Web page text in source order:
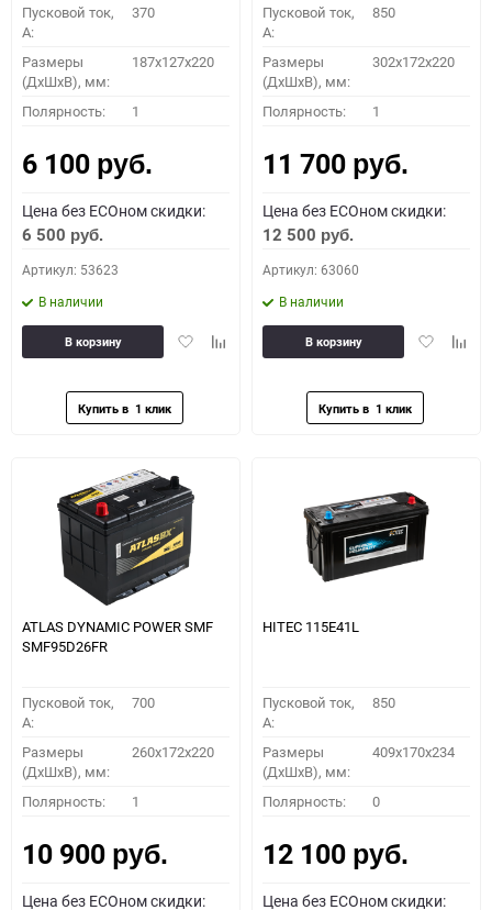
Пусковой ток,
A:
370
Размеры
(ДхШхВ), мм:
187x127x220
Полярность: 1
6 100 руб.
Цена без ECOном скидки:
6 500 руб.
Артикул: 53623
В наличии
ДобавитьДобавить
В корзину
Пусковой ток,
A:
850
Размеры
(ДхШхВ), мм:
302x172x220
Полярность: 1
11 700 руб.
Цена без ECOном скидки:
12 500 руб.
Артикул: 63060
В наличии
Добавить
В корзину
ATLAS DYNAMIC POWER SMF
SMF95D26FR
Пусковой ток,
A:
700
Размеры
(ДхШхВ), мм:
260x172x220
Полярность: 1
10 900 руб.
Цена без ECOном скидки:
HITEC 115E41L
Пусковой ток,
A:
850
Размеры
(ДхШхВ), мм:
409x170x234
Полярность: 0
12 100 руб.
Цена без ECOном скидки: